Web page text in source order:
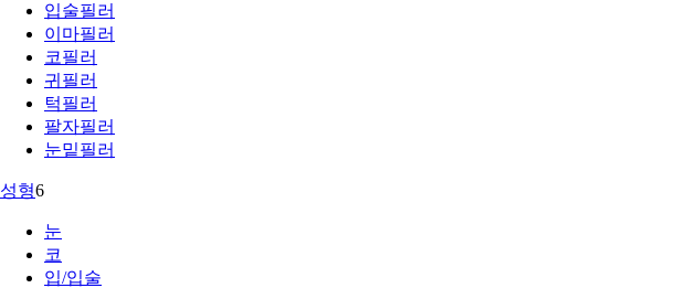
입술필러
이마필러
코필러
귀필러
턱필러
팔자필러
눈밑필러
성형6
눈
코
입/입술